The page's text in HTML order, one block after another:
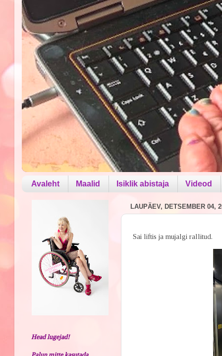
Avaleht Maalid Isiklik abistaja Videod
LAUPÄEV, DETSEMBER 04,
Sai liftis ja mujalgi rallitud.
Head lugejad!